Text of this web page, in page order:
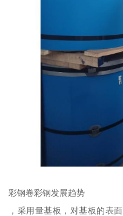
彩钢卷彩钢发展趋势
，采用量基板，对基板的表